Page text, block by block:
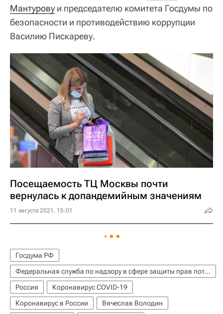
Мантурову и председателю комитета Госдумы по
безопасности и противодействию коррупции
Василию Пискареву.
Посещаемость ТЦ Москвы почти
вернулась к допандемийным значениям
11 августа 2021, 15:01
Госдума РФ
Федеральная служба по надзору в сфере защиты прав потребителей и благополучия человека (Роспотребнадзор)
Россия
Коронавирус COVID-19
Коронавирус в России
Вячеслав Володин